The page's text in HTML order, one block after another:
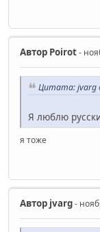
Автор Poirot-
Цитата: jvarg
Я люблю
я тоже
Автор jvarg-